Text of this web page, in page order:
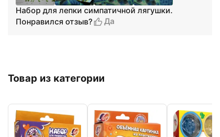
Набор для лепки симпатичной лягушки.
Понравился отзыв?
Да
Товар из категории